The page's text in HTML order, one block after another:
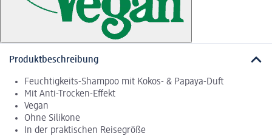
Produktbeschreibung
Feuchtigkeits-Shampoo mit Kokos- & Papaya-Duft
Mit Anti-Trocken-Effekt
Vegan
Ohne Silikone
In der praktischen Reisegröße